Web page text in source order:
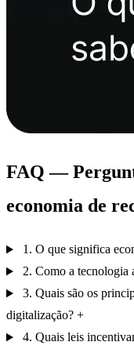
FAQ —
economia de
1. O que significa
2. Como a tecnologia
3. Quais são os
digitalização?
4. Quais leis